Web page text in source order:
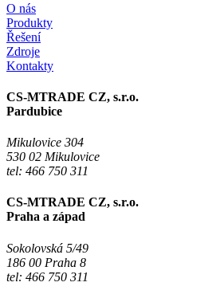
O nás
Produkty
Řešení
Zdroje
Kontakty
CS-MTRADE CZ, s.r.o.
Pardubice
Mikulovice 304
530 02 Mikulovice
tel: 466 750 311
CS-MTRADE CZ, s.r.o.
Praha a západ
Sokolovská 5/49
186 00 Praha 8
tel: 466 750 311